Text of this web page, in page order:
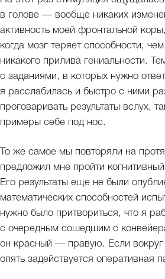
в голове — вообще никаких
активность моей фронтальной
когда мозг теряет способности,
никакого прилива гениальности.
с заданиями, в которых нужно
я расслабилась и быстро с ними
проговаривать результаты вслух,
примеры себе под нос.
То же самое мы повторяли на
предложил мне пройти
Его результаты еще не были
математических способностей
нужно было притвориться, что я
с очередным сошедшим с
он красный — правую. Если вокруг
опять задействуется оперативная